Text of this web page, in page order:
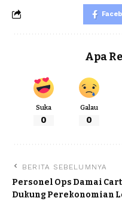
Apa
Suka
0
Galau
0
BERITA SEBELUMNYA
Personel Ops Damai
Dukung Perekonomian